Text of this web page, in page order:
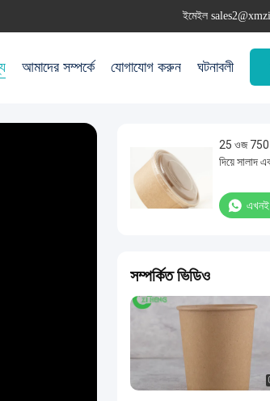
ইমেইল
আমাদের সম্পর্কে যোগাযোগ করুন ঘটনাবলী
25 ওজ 750
দিয়ে সালাদ
সম্পর্কিত ভিডিও